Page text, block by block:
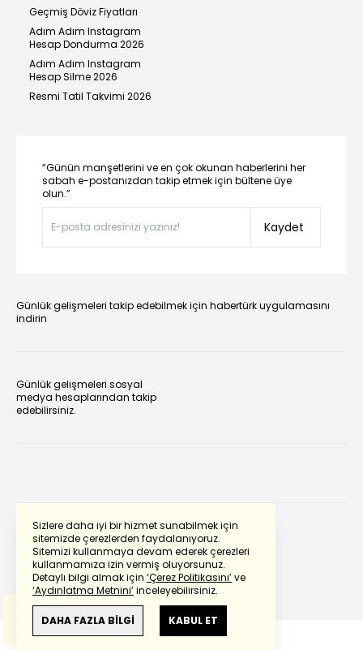
Sizlere daha iyi bir hizmet sunabilmek için
sitemizde çerezlerden faydalanıyoruz.
Sitemizi kullanmaya devam ederek çerezleri
kullanmamıza izin vermiş oluyorsunuz.
Detaylı bilgi almak için ‘Çerez Politikasını’ve
‘Aydınlatma Metnini’inceleyebilirsiniz.
DAHA FAZLA BİLGİ KABUL ET
Geçmiş Döviz Fiyatları
Adım Adım Instagram
Hesap Dondurma 2026
Adım Adım Instagram
Hesap Silme 2026
Resmi Tatil Takvimi 2026
“Günün manşetlerini ve en çok okunan haberlerini her
sabah e-postanızdan takip etmek için bültene üye
olun.”
Kaydet
Günlük gelişmeleri takip edebilmek için habertürk uygulamasını
indirin
Günlük gelişmeleri sosyal
medya hesaplarından takip
edebilirsiniz.
Powered by Translate
Bu çevirideGoogle Transletekullanılmıştır.
Anlam ve çeviri hatalarından
haberturk.com
sorumlu değildir.